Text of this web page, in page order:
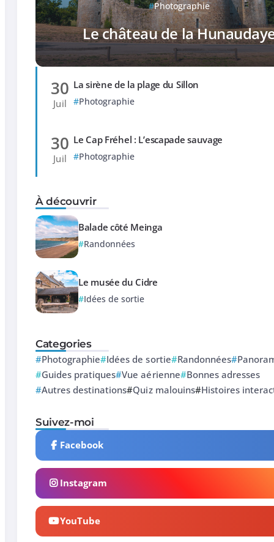
Photographie
Le château de la
30
Juil
La sirène de la plage du Sillon
Photographie
30
Juil
Le Cap Fréhel : L’escapade sauvage
Photographie
À découvrir
Balade côté Meinga
Randonnées
Le musée du Cidre
Idées de sortie
Categories
Photographie Idées de sortie Randonnées
Guides pratiques Vue aérienne Bonnes adresses
Autres destinations Quiz malouins Histoires
Suivez-moi
Facebook
Instagram
YouTube